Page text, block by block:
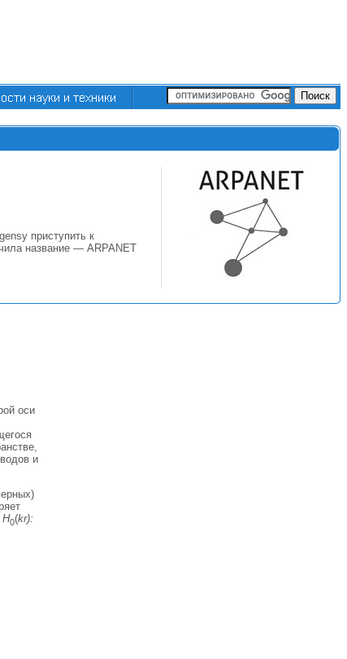
приступить к
название — ARPANET
оси
и
H0(kr):